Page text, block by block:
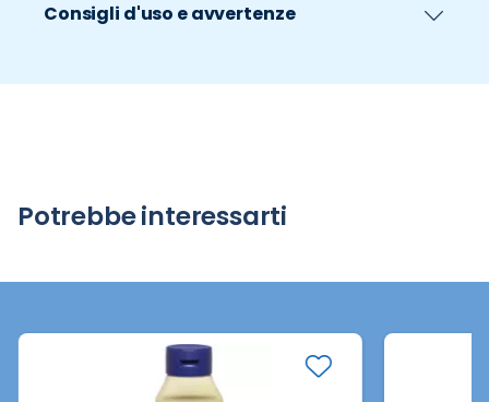
Consigli d'uso e avvertenze
Potrebbe interessarti